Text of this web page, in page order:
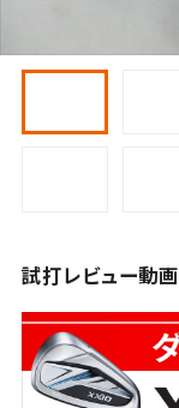
試打レビュー動画